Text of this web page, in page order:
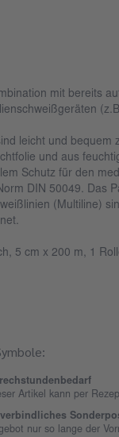
mit bereits
leicht und bequem
und aus
Schutz für den
DIN 50049. Das
(Multiline)
5 cm x 200 m, 1
Artikel kann per
nur so lange der